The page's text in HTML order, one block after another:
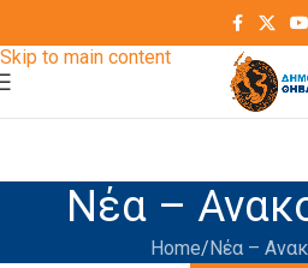
Skip to main content
Νέα –
Home Νέα –